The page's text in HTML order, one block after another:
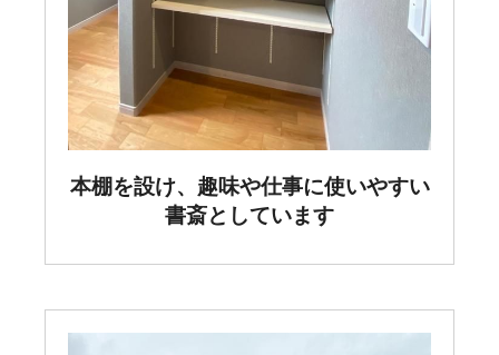
本棚を設け、趣味や仕事に使いやすい
書斎としています